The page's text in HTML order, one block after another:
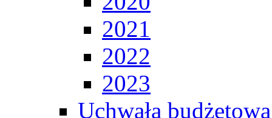
2021
2022
2023
Uchwała